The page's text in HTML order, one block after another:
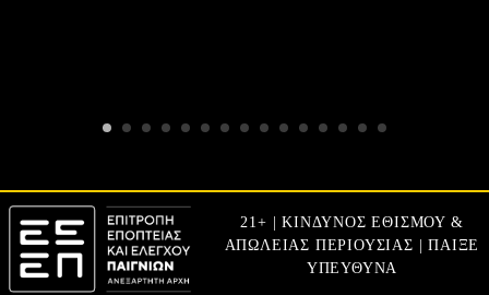
21+ | ΚΙΝΔΥΝΟΣ ΕΘΙΣΜΟΥ &
ΑΠΩΛΕΙΑΣ ΠΕΡΙΟΥΣΙΑΣ | ΠΑΙΞΕ
ΥΠΕΥΘΥΝΑ